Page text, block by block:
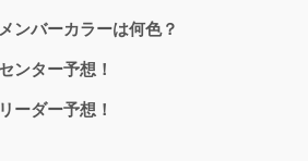
バーカラーは何色？
ター予想！
ダー予想！